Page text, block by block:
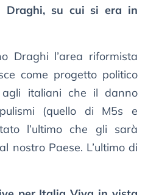
Draghi, su cui si era in
Draghi l’area riformista
come progetto politico
italiani che il danno
(quello di M5s e
l’ultimo che gli sarà
nostro Paese. L’ultimo di